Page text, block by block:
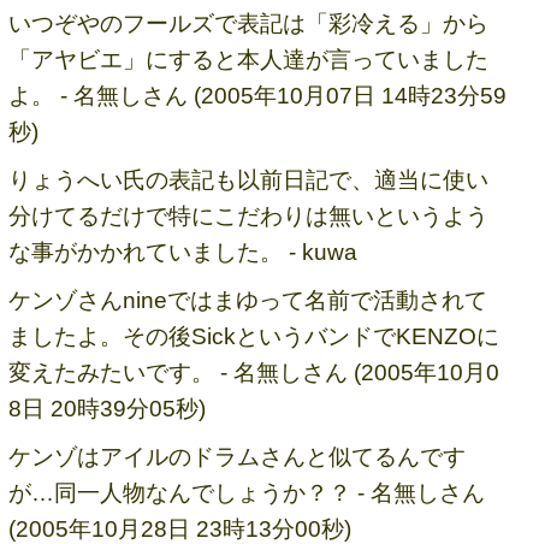
いつぞやのフールズで表記は「彩冷える」から
「アヤビエ」にすると本人達が言っていました
よ。 - 名無しさん (2005年10月07日 14時23分59
秒)
りょうへい氏の表記も以前日記で、適当に使い
分けてるだけで特にこだわりは無いというよう
な事がかかれていました。 - kuwa
ケンゾさんnineではまゆって名前で活動されて
ましたよ。その後SickというバンドでKENZOに
変えたみたいです。 - 名無しさん (2005年10月0
8日 20時39分05秒)
ケンゾはアイルのドラムさんと似てるんです
が…同一人物なんでしょうか？？ - 名無しさん
(2005年10月28日 23時13分00秒)